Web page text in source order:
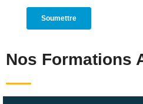
Nos Formations